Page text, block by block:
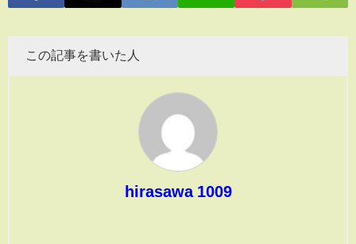
この記事を書いた人
hirasawa 1009